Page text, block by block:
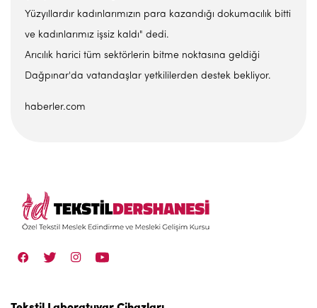
Yüzyıllardır kadınlarımızın para kazandığı dokumacılık bitti
ve kadınlarımız işsiz kaldı" dedi.
Arıcılık harici tüm sektörlerin bitme noktasına geldiği
Dağpınar'da vatandaşlar yetkililerden destek bekliyor.
haberler.com